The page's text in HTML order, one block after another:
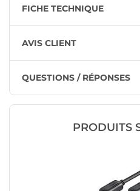
FICHE TECHNIQUE
AVIS CLIENT
QUESTIONS / RÉPONSES
PRODUITS